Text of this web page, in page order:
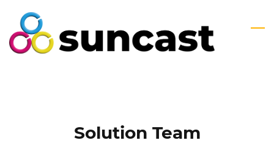
main
Solution Team